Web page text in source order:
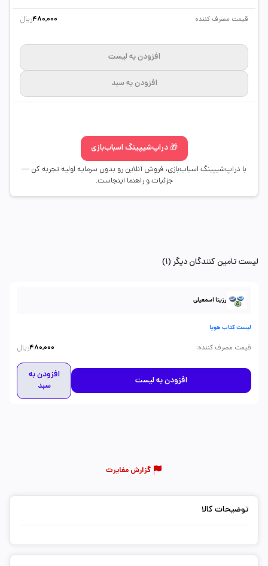
قیمت مصرف کننده 480,000ریال
افزودن به لیست
افزودن به سبد
🎁 دراپ‌شیپینگ اسباب‌بازی
با دراپ‌شیپینگ اسباب‌بازی، فروش آنلاین رو بدون سرمایه اولیه تجربه کن —
جزئیات و راهنما اینجاست.
لیست تامین کنندگان دیگر (1)
رزیتا اسمعیلی
لیست کتاب هوپا
قیمت مصرف کننده:
480,000ریال
افزودن به لیست
افزودن به
سبد
گزارش مغایرت
توضیحات کالا